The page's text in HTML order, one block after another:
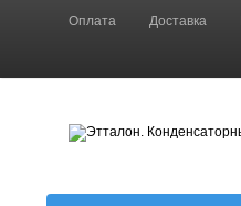
Оплата Доставка